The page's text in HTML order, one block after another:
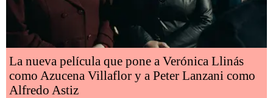
La nueva película que pone a Verónica Llinás
como Azucena Villaflor y a Peter Lanzani como
Alfredo Astiz